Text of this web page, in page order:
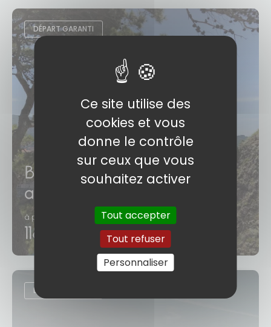
DÉPART GARANTI
Beautés de l'Adriatique en
autonomie
à partir de
1184€ / personne
DÉPART GARANTI
Ce site utilise des
cookies et vous
donne le contrôle
sur ceux que vous
souhaitez activer
Tout accepter
Tout refuser
Personnaliser